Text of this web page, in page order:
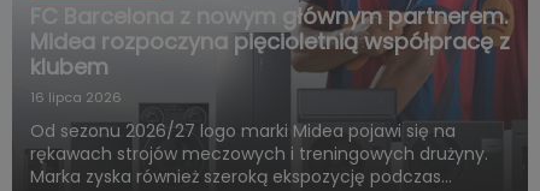
FC Barcelona z nowym głównym partnerem.
Midea rozpoczyna pięcioletnią współpracę z
klubem
16 lipca 2026
Od sezonu 2026/27 logo marki Midea pojawi się na
rękawach strojów meczowych i treningowych drużyny.
Marka zyska również szeroką ekspozycję podczas